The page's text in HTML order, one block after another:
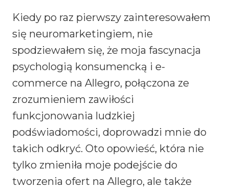
Kiedy po raz pierwszy zainteresowałem
się neuromarketingiem, nie
spodziewałem się, że moja fascynacja
psychologią konsumencką i e-
commerce na Allegro, połączona ze
zrozumieniem zawiłości
funkcjonowania ludzkiej
podświadomości, doprowadzi mnie do
takich odkryć. Oto opowieść, która nie
tylko zmieniła moje podejście do
tworzenia ofert na Allegro, ale także